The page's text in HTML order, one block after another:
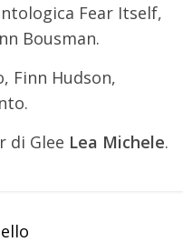
Fear Itself,
Bousman.
Finn Hudson,
di Glee Lea Michele.